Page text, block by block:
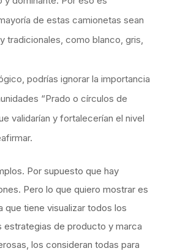
de estas camionetas sean
tradicionales, como blanco, gris,
podrías ignorar la importancia
“Prado o círculos de
validarían y fortalecerían el nivel
Por supuesto que hay
Pero lo que quiero mostrar es
que tiene visualizar todos los
estrategias de producto y marca
los consideran todas para